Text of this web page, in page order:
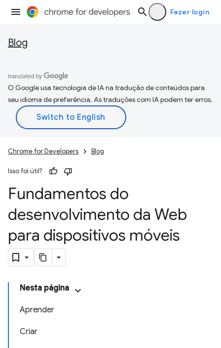
Fazer login
Blog
O Google usa tecnologia de IA na tradução de conteúdos para
seu idioma de preferência. As traduções com IA podem ter erros.
Chrome for Developers Blog
Isso foi útil?
Fundamentos do
desenvolvimento da Web
para dispositivos móveis
Nesta página
Aprender
Criar